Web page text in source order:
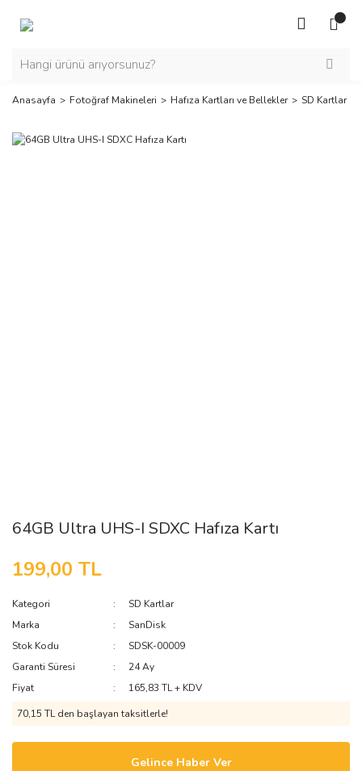
Anasayfa Fotoğraf Makineleri Hafıza Kartları ve Bellekler SD Kartlar
64GB Ultra UHS-I SDXC Hafıza Kartı
199,00 TL
Kategori
SD Kartlar
Marka
SanDisk
Stok Kodu
SDSK-00009
Garanti Süresi
24 Ay
Fiyat
165,83 TL + KDV
70,15 TL den başlayan taksitlerle!
Gelince Haber Ver